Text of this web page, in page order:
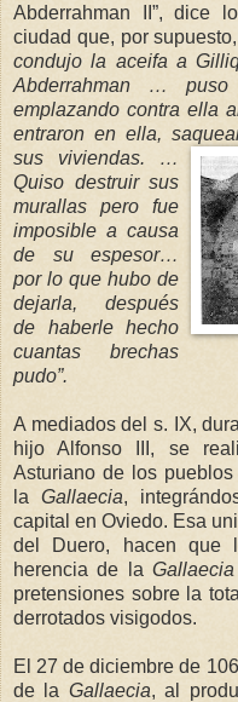
Abderrahman II”, dice
ciudad que, por
condujo la aceifa a
Abderrahman …
emplazando contra ella
entraron en ella,
sus viviendas. …
Quiso destruir sus
murallas pero fue
imposible a causa
de su espesor…
por lo que hubo de
dejarla, después
de haberle hecho
cuantas brechas
pudo”.
A mediados del s. IX,
hijo Alfonso III, se
Asturiano de los pueblos
la
Gallaecia,
capital en Oviedo. Esa
del Duero, hacen que
herencia de
laGallaecia
pretensiones sobre la
derrotados visigodos.
El 27 de diciembre de
de
la Gallaecia, al